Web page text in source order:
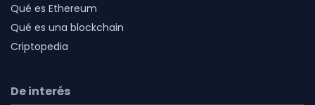
Qué es Ethereum
Qué es una blockchain
Criptopedia
De interés